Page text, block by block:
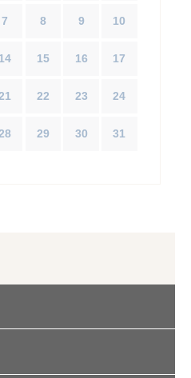
7 8 9 10
14 15 16 17
22 23 24
29 30 31